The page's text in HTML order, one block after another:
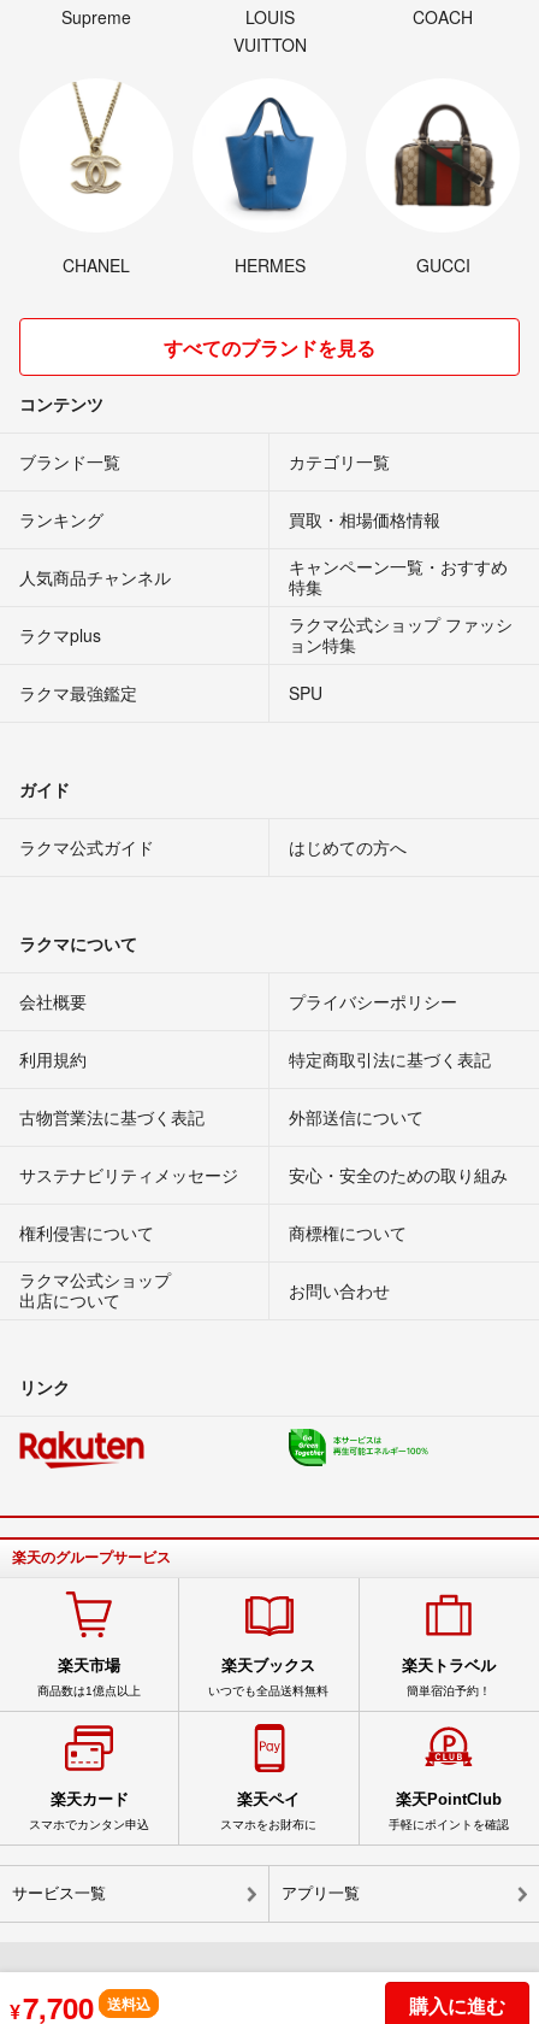
¥7,700 送料込 購入に進む
Supreme
LOUIS
VUITTON
COACH
CHANEL HERMES GUCCI
すべてのブランドを見る
コンテンツ
ブランド一覧 カテゴリ一覧
ランキング 買取・相場価格情報
人気商品チャンネル
キャンペーン一覧・おすすめ
特集
ラクマplus
ラクマ公式ショップ ファッシ
ョン特集
ラクマ最強鑑定
SPU
ガイド
ラクマ公式ガイド はじめての方へ
ラクマについて
会社概要 プライバシーポリシー
利用規約 特定商取引法に基づく表記
古物営業法に基づく表記 外部送信について
サステナビリティメッセージ 安心・安全のための取り組み
権利侵害について
商標権について
ラクマ公式ショップ
出店について
お問い合わせ
リンク
楽天のグループサービス
楽天市場
商品数は1億点以上
楽天ブックス
いつでも全品送料無料
楽天トラベル
簡単宿泊予約！
楽天カード
スマホでカンタン申込
楽天ペイ
スマホをお財布に
楽天PointClub
手軽にポイントを確認
サービス一覧 アプリ一覧